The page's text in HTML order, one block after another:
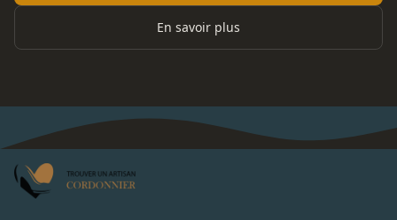
En savoir plus